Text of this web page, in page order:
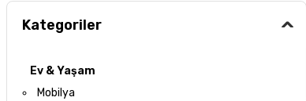
Kategoriler
Ev & Yaşam
Mobilya